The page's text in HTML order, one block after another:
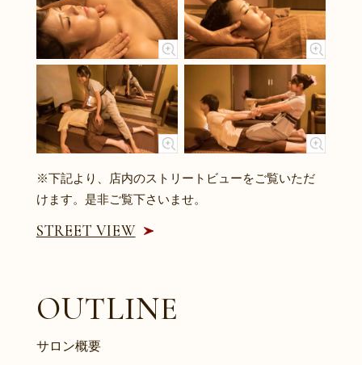
※下記より、店内のストリートビューをご覧いただ
けます。 是非ご覧下さいませ。
STREET VIEW
OUTLINE
サロン概要